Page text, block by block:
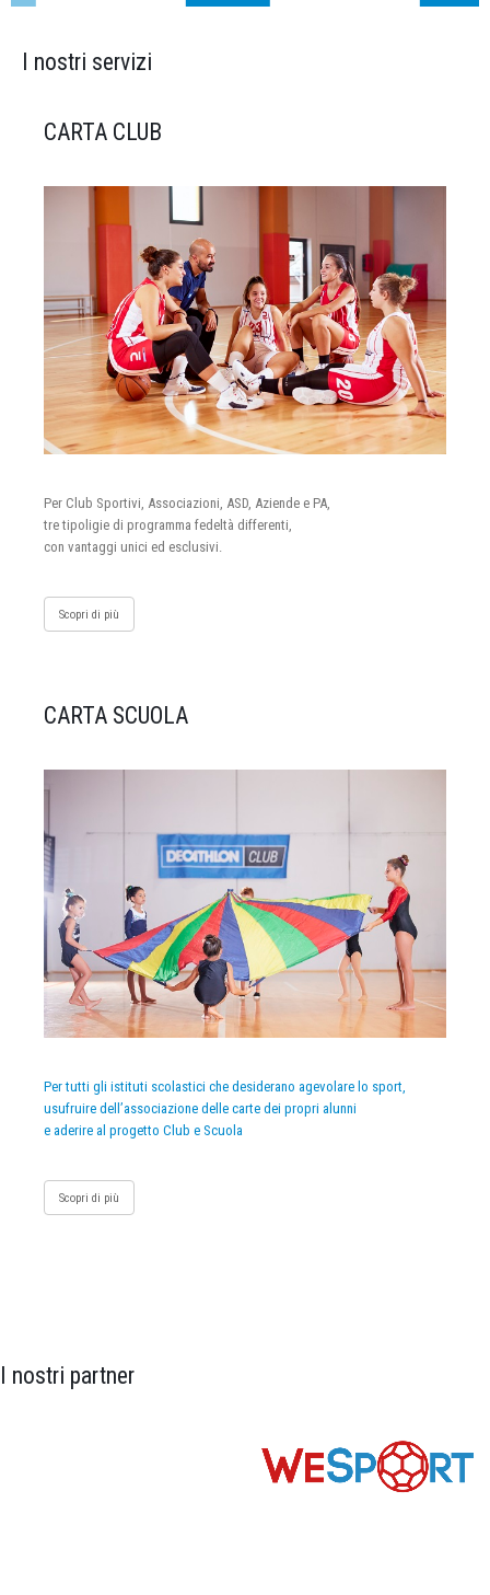
I nostri servizi
CARTA CLUB
Per Club Sportivi, Associazioni, ASD, Aziende e PA,
tre tipoligie di programma fedeltà differenti,
con vantaggi unici ed esclusivi.
Scopri di più
CARTA SCUOLA
Per tutti gli istituti scolastici che desiderano agevolare lo sport,
usufruire dell’associazione delle carte dei propri alunni
e aderire al progetto Club e Scuola
Scopri di più
I nostri partner